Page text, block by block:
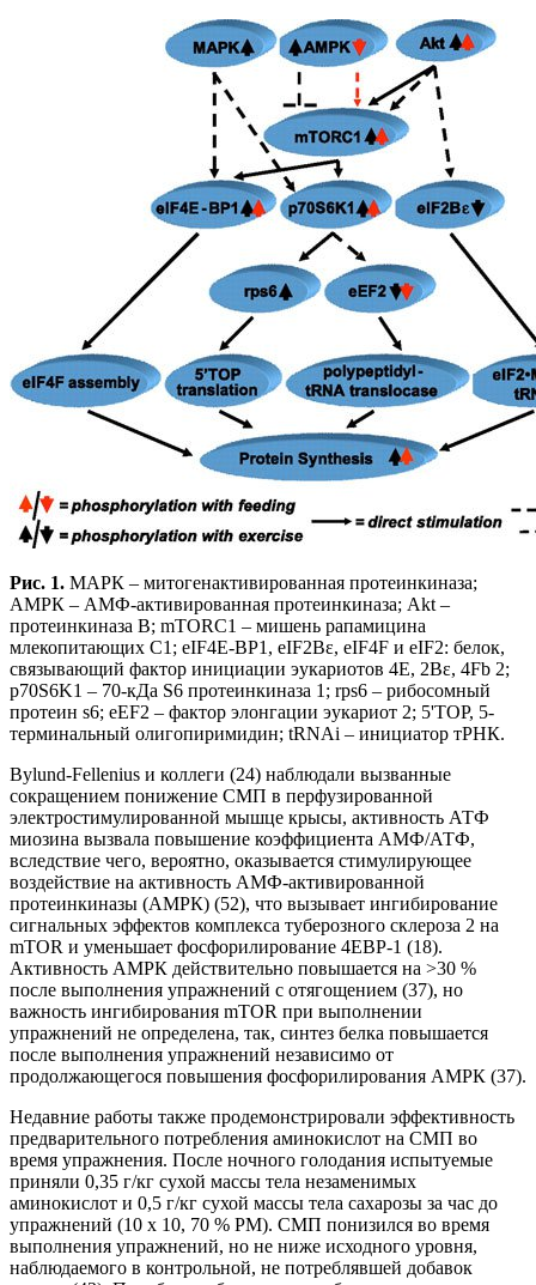
Рис. 1. МАРК – митогенактивированная протеинкиназа;
АМРК – АМФ-активированная протеинкиназа; Akt –
протеинкиназа В; mTORC1 – мишень рапамицина
млекопитающих С1; eIF4E-BP1, eIF2Bε, eIF4F и eIF2: белок,
связывающий фактор инициации эукариотов 4Е, 2Bε, 4Fb 2;
p70S6K1 – 70-кДа S6 протеинкиназа 1; rps6 – рибосомный
протеин s6; eEF2 – фактор элонгации эукариот 2; 5'TOP, 5-
терминальный олигопиримидин; tRNAi – инициатор тРНК.
Bylund-Fellenius и коллеги (24) наблюдали вызванные
сокращением понижение СМП в перфузированной
электростимулированной мышце крысы, активность АТФ
миозина вызвала повышение коэффициента АМФ/АТФ,
вследствие чего, вероятно, оказывается стимулирующее
воздействие на активность АМФ-активированной
протеинкиназы (АМРК) (52), что вызывает ингибирование
сигнальных эффектов комплекса туберозного склероза 2 на
mTOR и уменьшает фосфорилирование 4ЕВР-1 (18).
Активность АМРК действительно повышается на >30 %
после выполнения упражнений с отягощением (37), но
важность ингибирования mTOR при выполнении
упражнений не определена, так, синтез белка повышается
после выполнения упражнений независимо от
продолжающегося повышения фосфорилирования АМРК (37).
Недавние работы также продемонстрировали эффективность
предварительного потребления аминокислот на СМП во
время упражнения. После ночного голодания испытуемые
приняли 0,35 г/кг сухой массы тела незаменимых
аминокислот и 0,5 г/кг сухой массы тела сахарозы за час до
упражнений (10 х 10, 70 % РМ). СМП понизился во время
выполнения упражнений, но не ниже исходного уровня,
наблюдаемого в контрольной, не потреблявшей добавок